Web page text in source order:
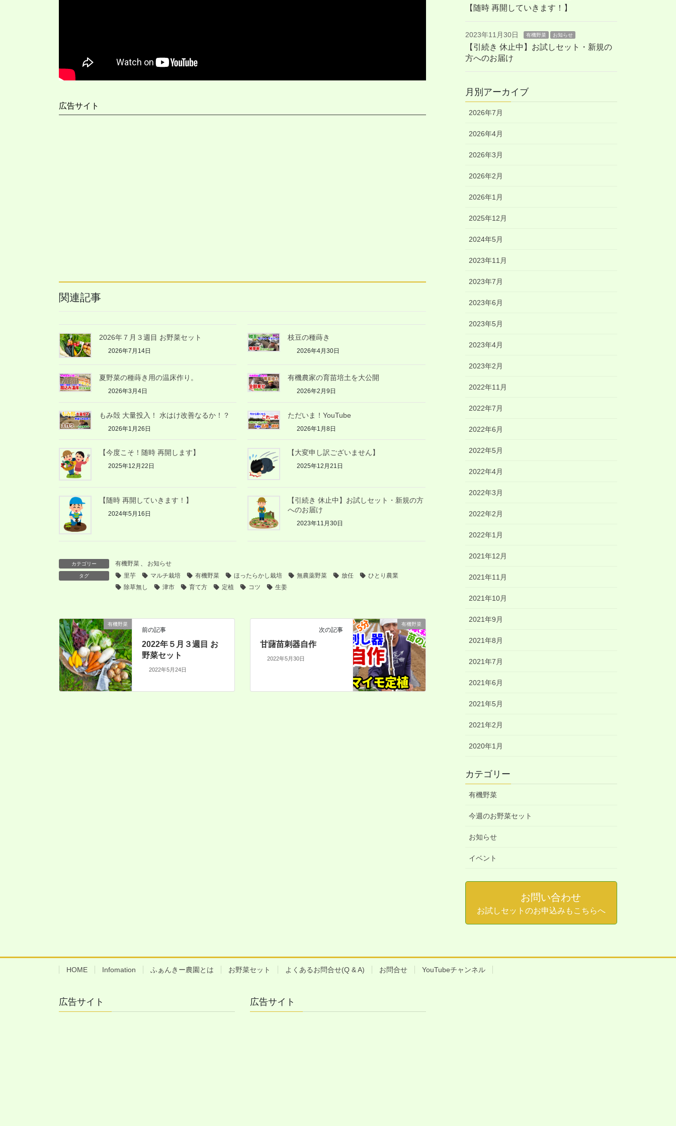
広告サイト
関連記事
2026年７月３週目 お野菜セット
2026年7月14日
枝豆の種蒔き
2026年4月30日
夏野菜の種蒔き用の温床作り。
2026年3月4日
有機農家の育苗培土を大公開
2026年2月9日
もみ殻 大量投入！ 水はけ改善なるか！？
2026年1月26日
ただいま！YouTube
2026年1月8日
【今度こそ！随時 再開します】
2025年12月22日
【大変申し訳ございません】
2025年12月21日
【随時 再開していきます！】
2024年5月16日
【引続き 休止中】お試しセット・新規の方
へのお届け
2023年11月30日
カテゴリー 有機野菜 、 お知らせ
タグ 里芋 マルチ栽培 有機野菜 ほったらかし栽培 無農薬野菜 放任
ひとり農業
除草無し
津市 育て方 定植 コツ 生姜
有機野菜
前の記事
2022年５月３週目 お
野菜セット
2022年5月24日
有機野菜
次の記事
甘藷苗刺器自作
2022年5月30日
【随時 再開していきます！】
2023年11月30日 有機野菜 お知らせ
【引続き 休止中】お試しセット・新規の
方へのお届け
月別アーカイブ
2026年7月
2026年4月
2026年3月
2026年2月
2026年1月
2025年12月
2024年5月
2023年11月
2023年7月
2023年6月
2023年5月
2023年4月
2023年2月
2022年11月
2022年7月
2022年6月
2022年5月
2022年4月
2022年3月
2022年2月
2022年1月
2021年12月
2021年11月
2021年10月
2021年9月
2021年8月
2021年7月
2021年6月
2021年5月
2021年2月
2020年1月
カテゴリー
有機野菜
今週のお野菜セット
お知らせ
イベント
お問い合わせ
お試しセットのお申込みもこちらへ
HOME Infomation ふぁんきー農園とは お野菜セット よくあるお問合せ(Q & A) お問合せ YouTubeチャンネル
広告サイト 広告サイト